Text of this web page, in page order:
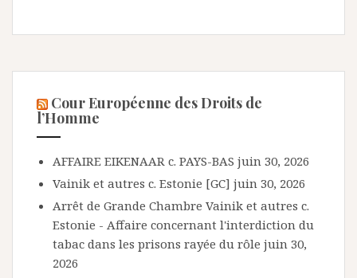
Cour Européenne des Droits de
l’Homme
AFFAIRE EIKENAAR c. PAYS-BAS juin 30, 2026
Vainik et autres c. Estonie [GC] juin 30, 2026
Arrêt de Grande Chambre Vainik et autres c.
Estonie - Affaire concernant l'interdiction du
tabac dans les prisons rayée du rôle juin 30,
2026